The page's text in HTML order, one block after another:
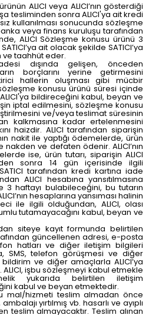
ALICI veya ALICI’nın gösterdiği
tesliminden sonra ALICI'ya ait kredi
kullanılması sonucunda sözleşme
veya finans kuruluşu tarafından
ALICI Sözleşme konusu ürünü 3
ait olacak şekilde SATICI’ya
taahhüt eder.
dışında gelişen, önceden
borçlarını yerine getirmesini
hallerin oluşması gibi mücbir
konusu ürünü süresi içinde
bildireceğini kabul, beyan ve
iptal edilmesini, sözleşme konusu
ve/veya teslimat süresinin
kalkmasına kadar ertelenmesini
haizdir. ALICI tarafından siparişin
nakit ile yaptığı ödemelerde, ürün
ve defaten ödenir. ALICI’nın
ise, ürün tutarı, siparişin ALICI
sonra 14 gün içerisinde ilgili
tarafından kredi kartına iade
ALICI hesabına yansıtılmasına
haftayı bulabileceğini, bu tutarın
hesaplarına yansıması halinin
ile ilgili olduğundan, ALICI, olası
tutamayacağını kabul, beyan ve
siteye kayıt formunda belirtilen
güncellenen adresi, e-posta
hatları ve diğer iletişim bilgileri
SMS, telefon görüşmesi ve diğer
ve diğer amaçlarla ALICI’ya
ALICI, işbu sözleşmeyi kabul etmekle
yukarıda belirtilen iletişim
kabul ve beyan etmektedir.
mal/hizmeti teslim almadan önce
yırtılmış vb. hasarlı ve ayıplı
teslim almayacaktır. Teslim alınan